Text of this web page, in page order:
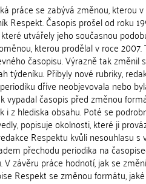
práce se zabývá změnou, kterou
Respekt. Časopis prošel od roku
utvářely jeho současnou
kterou prodělal v roce
časopisu. Výrazně tak změnil
týdeníku. Přibyly nové rubriky,
dříve neobjevovala nebo
vypadal časopis před změnou
i z hlediska obsahu. Poté se
popisuje okolnosti, které ji
Respektu kvůli nesouhlasu
přechodu periodika na
V závěru práce hodnotí, jak se
Respekt se změnou formátu,